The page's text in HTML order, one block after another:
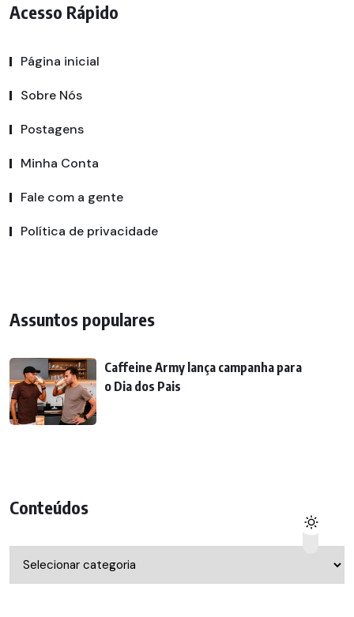
Acesso Rápido
Página inicial
Sobre Nós
Postagens
Minha Conta
Fale com a gente
Política de privacidade
Assuntos populares
Caffeine Army lança campanha para
o Dia dos Pais
Conteúdos